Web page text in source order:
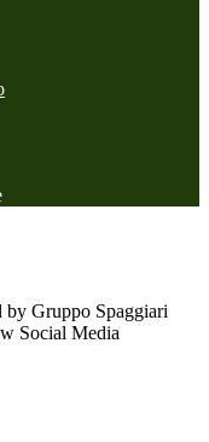
by Gruppo Spaggiari
Social Media